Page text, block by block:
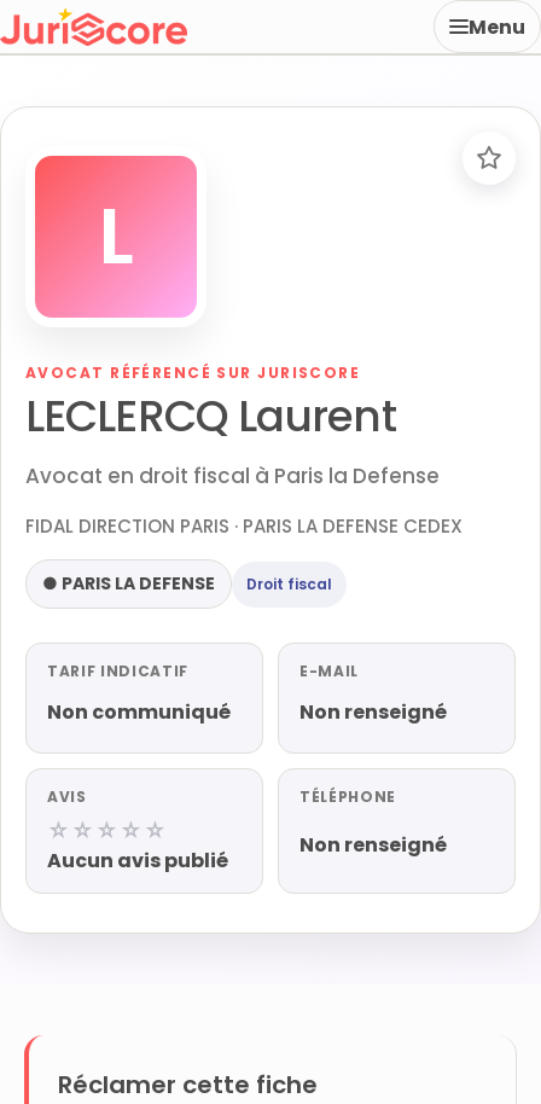
Menu
L
AVOCAT RÉFÉRENCÉ SUR JURISCORE
LECLERCQ Laurent
Avocat en droit fiscal à Paris la Defense
FIDAL DIRECTION PARIS · PARIS LA DEFENSE CEDEX
● PARIS LA DEFENSE Droit fiscal
TARIF INDICATIF
Non communiqué
E-MAIL
Non renseigné
AVIS
☆☆☆☆☆
Aucun avis publié
TÉLÉPHONE
Non renseigné
Réclamer cette fiche